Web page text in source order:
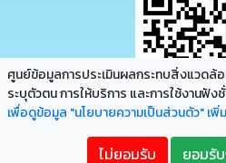
ศูนย์ข้อมูลการประเมินผลกระทบสิ่งแวดล้อ
ระบุตัวตน การให้บริการ และการใช้งานฟัง
เพื่อดูข้อมูล "นโยบายความเป็นส่วนตัว" เพิ่
ไม่ยอมรับ ยอมรั